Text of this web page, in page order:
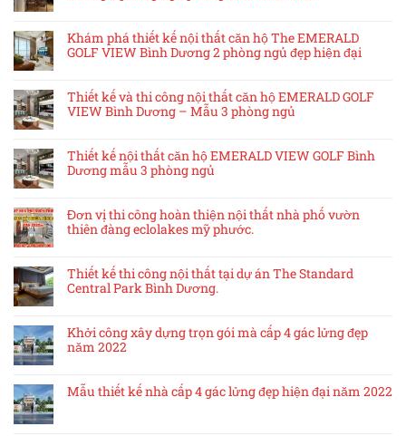
Khám phá thiết kế nội thất căn hộ The EMERALD
GOLF VIEW Bình Dương 2 phòng ngủ đẹp hiện đại
Thiết kế và thi công nội thất căn hộ EMERALD GOLF
VIEW Bình Dương – Mẫu 3 phòng ngủ
Thiết kế nội thất căn hộ EMERALD VIEW GOLF Bình
Dương mẫu 3 phòng ngủ
Đơn vị thi công hoàn thiện nội thất nhà phố vườn
thiên đàng eclolakes mỹ phước.
Thiết kế thi công nội thất tại dự án The Standard
Central Park Bình Dương.
Khởi công xây dựng trọn gói mà cấp 4 gác lửng đẹp
năm 2022
Mẫu thiết kế nhà cấp 4 gác lửng đẹp hiện đại năm 2022